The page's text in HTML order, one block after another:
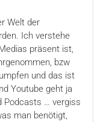
Welt der
Ich verstehe
präsent ist,
bzw
und das ist
Youtube geht ja
Podcasts … vergiss
man benötigt,